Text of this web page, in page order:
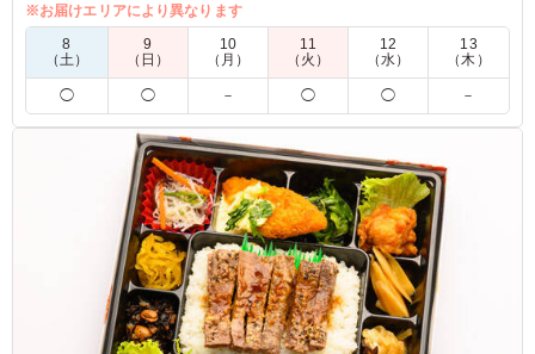
※当店のだし巻きはザラメを使用していますので焦げが混入し
ていますが品質上問題ございません。
5.0 ゆう地域支援事業團
全体的なボリュームも良かったです。ご飯も美味しく炊け
ていました。特にローストビーフは本格的な感じで大変皆
さん満足されていました。野菜がもう少し多くても良かっ
たかもしれません。
ご利用シーン：会議・セミナー›講習会
福岡県久留米市東町2026/06/07
※お届けエリアにより異なります
8
（土）
9
（日）
10
（月）
11
（火）
12
（水）
13
（木）
◯ ◯ － ◯ ◯ －